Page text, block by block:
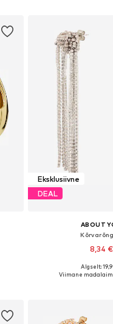
Eksklusiivne
DEAL
ABOUT
8,34 €
Saadaolevad
Algselt:
Viimane